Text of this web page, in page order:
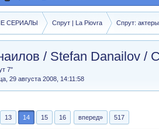
СЕРИАЛЫ Спрут | La Piovra Спрут:
/ Stefan Danailov /
7"
29 августа 2008, 14:11:58
13 14 15 16 вперед» 517